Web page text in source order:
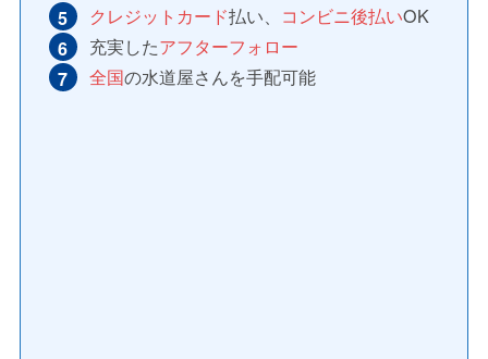
クレジットカード払い、 コンビニ後払いOK
充実したアフターフォロー
全国の水道屋さんを手配可能